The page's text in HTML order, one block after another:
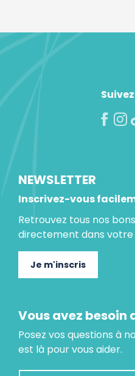
NEWSLETTER
Inscrivez-vous
Retrouvez tous nos
directement dans votre
Je m'inscris
Vous avez besoin
Posez vos questions à
est là pour vous aider.